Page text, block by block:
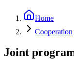
Home
Cooperation
Joint